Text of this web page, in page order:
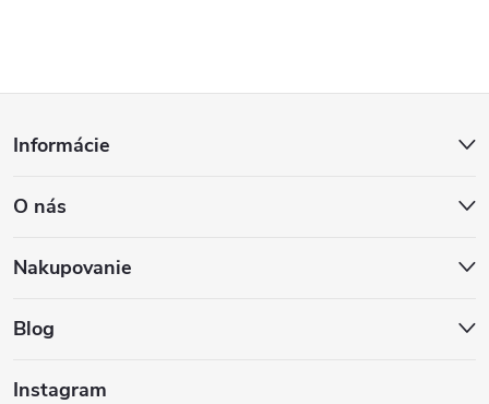
p
ä
Informácie
O nás
Nakupovanie
Blog
Instagram